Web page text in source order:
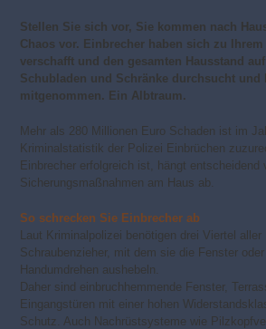
Stellen Sie sich vor, Sie kommen nach
Chaos vor. Einbrecher haben sich zu
verschafft und den gesamten Hausstand
Schubladen und Schränke durchsucht und
mitgenommen. Ein Albtraum.
Mehr als 280 Millionen Euro Schaden ist im
Kriminalstatistik der Polizei Einbrüchen
Einbrecher erfolgreich ist, hängt entscheidend
Sicherungsmaßnahmen am Haus ab.
So schrecken Sie Einbrecher ab
Laut Kriminalpolizei benötigen drei Viertel
Schraubenzieher, mit dem sie die Fenster
Handumdrehen aushebeln.
Daher sind einbruchhemmende Fenster,
Eingangstüren mit einer hohen
Schutz. Auch Nachrüstsysteme wie